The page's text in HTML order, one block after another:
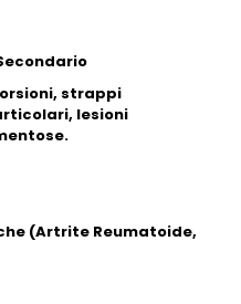
strappi
lesioni
(Artrite Reumatoide,